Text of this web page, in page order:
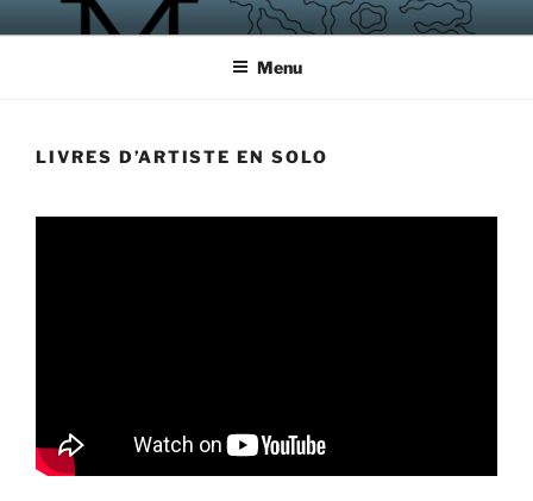
au
MAGASIN NUMÉRO 3
ateliers, écrire, créer, rencontrer
Menu
LIVRES D’ARTISTE EN SOLO